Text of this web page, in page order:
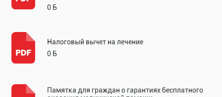
0 Б
Налоговый вычет на лечение
0 Б
Памятка для граждан о гарантиях бесплатного